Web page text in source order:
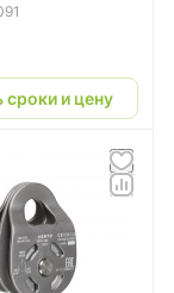
сроки и цену